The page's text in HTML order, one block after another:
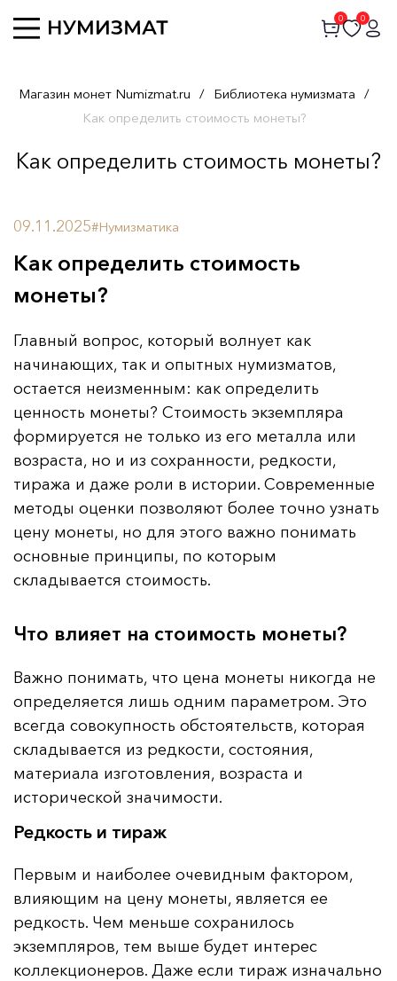
0 0
Магазин монет Numizmat.ru / Библиотека нумизмата /
Как определить стоимость монеты?
Как определить стоимость монеты?
09.11.2025#Нумизматика
Как определить стоимость
монеты?
Главный вопрос, который волнует как
начинающих, так и опытных нумизматов,
остается неизменным: как определить
ценность монеты? Стоимость экземпляра
формируется не только из его металла или
возраста, но и из сохранности, редкости,
тиража и даже роли в истории. Современные
методы оценки позволяют более точно узнать
цену монеты, но для этого важно понимать
основные принципы, по которым
складывается стоимость.
Что влияет на стоимость монеты?
Важно понимать, что цена монеты никогда не
определяется лишь одним параметром. Это
всегда совокупность обстоятельств, которая
складывается из редкости, состояния,
материала изготовления, возраста и
исторической значимости.
Редкость и тираж
Первым и наиболее очевидным фактором,
влияющим на цену монеты, является ее
редкость. Чем меньше сохранилось
экземпляров, тем выше будет интерес
коллекционеров. Даже если тираж изначально